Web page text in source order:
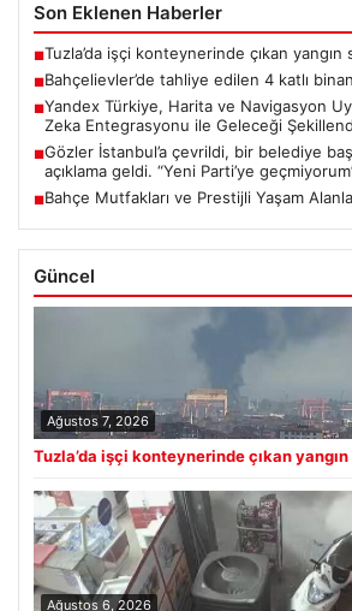
Son Eklenen Haberler
■Tuzla’da işçi konteynerinde çıkan
■Bahçelievler’de tahliye edilen 4 katlı
■Yandex Türkiye, Harita ve Navigasyon
Zeka Entegrasyonu ile Geleceği
■Gözler İstanbul’a çevrildi, bir belediye
açıklama geldi. “Yeni Parti’ye
■Bahçe Mutfakları ve Prestijli Yaşam
Güncel
Ağustos 7, 2026
Tuzla’da işçi konteynerinde çıkan
Ağustos 6, 2026